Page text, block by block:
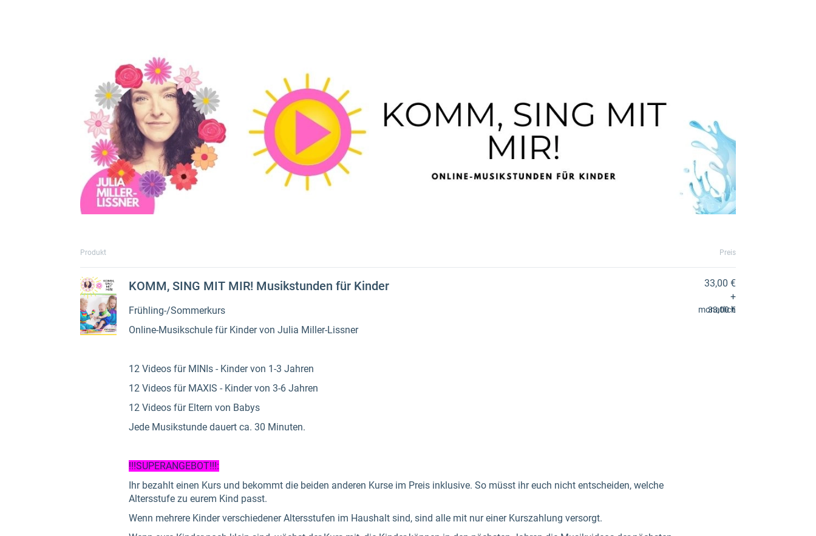
Produkt Preis
KOMM, SING MIT MIR! Musikstunden für Kinder
Frühling-/Sommerkurs
Online-Musikschule für Kinder von Julia Miller-Lissner
12 Videos für MINIs - Kinder von 1-3 Jahren
12 Videos für MAXIS - Kinder von 3-6 Jahren
12 Videos für Eltern von Babys
Jede Musikstunde dauert ca. 30 Minuten.
!!!SUPERANGEBOT!!!:
Ihr bezahlt einen Kurs und bekommt die beiden anderen Kurse im Preis inklusive. So müsst ihr euch nicht entscheiden, welche
Altersstufe zu eurem Kind passt.
Wenn mehrere Kinder verschiedener Altersstufen im Haushalt sind, sind alle mit nur einer Kurszahlung versorgt.
33,00 €
+
33,00 €
monatlich